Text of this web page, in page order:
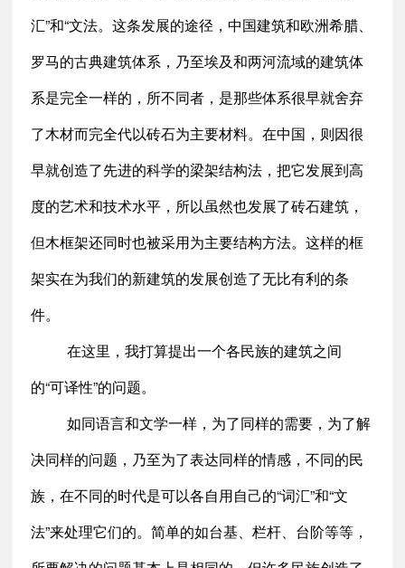
汇”和“文法。这条发展的途径，中国建筑和欧洲希腊、
罗马的古典建筑体系，乃至埃及和两河流域的建筑体
系是完全一样的，所不同者，是那些体系很早就舍弃
了木材而完全代以砖石为主要材料。在中国，则因很
早就创造了先进的科学的梁架结构法，把它发展到高
度的艺术和技术水平，所以虽然也发展了砖石建筑，
但木框架还同时也被采用为主要结构方法。这样的框
架实在为我们的新建筑的发展创造了无比有利的条
件。
在这里，我打算提出一个各民族的建筑之间
的“可译性”的问题。
如同语言和文学一样，为了同样的需要，为了解
决同样的问题，乃至为了表达同样的情感，不同的民
族，在不同的时代是可以各自用自己的“词汇”和“文
法”来处理它们的。简单的如台基、栏杆、台阶等等，